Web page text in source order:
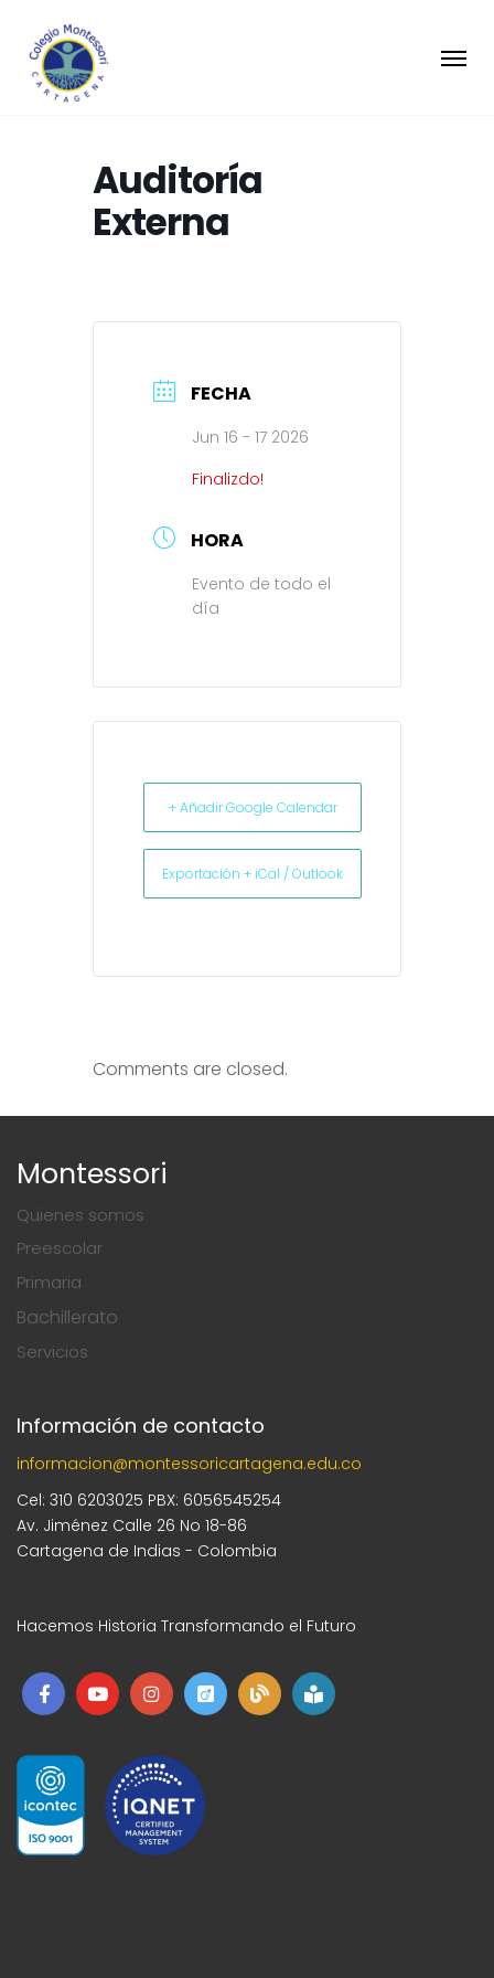
Auditoría
Externa
FECHA
Jun 16 - 17 2026
Finalizdo!
HORA
Evento de todo el
día
+ Añadir Google Calendar
Exportación + iCal / Outlook
Comments are closed.
Montessori
Quienes somos
Preescolar
Primaria
Bachillerato
Servicios
Información de contacto
informacion@montessoricartagena.edu.co
Cel: 310 6203025 PBX: 6056545254
Av. Jiménez Calle 26 No 18-86
Cartagena de Indias - Colombia
Hacemos Historia Transformando el Futuro